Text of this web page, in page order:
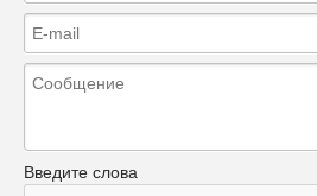
Введите слова